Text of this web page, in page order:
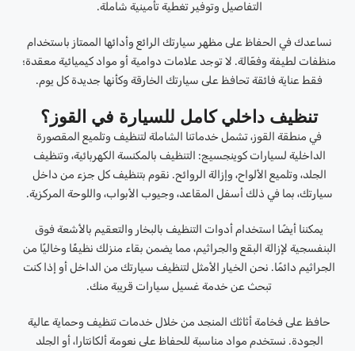
التفاصيل وتوفير تغطية تأمينية شاملة.
نساعدك في الحفاظ على مظهر سيارتك الرائع وأدائها الممتاز باستخدام
منظفات لطيفة وفعّالة. لا توجد علامات دوامية أو مواد كيميائية معقدة؛
فقط عناية فائقة تحافظ على سيارتك الخارقة وكأنها جديدة كل يوم.
تنظيف داخلي كامل للسيارة في القوز؟
في منطقة القوز، تشمل خدماتنا الشاملة لتنظيف وتلميع المقصورة
الداخلية لسيارات كوينجسيج: التنظيف بالمكنسة الكهربائية، وتنظيف
الجلد، وتلميع الألواح، وإزالة الروائح. نقوم بتنظيف كل جزء من داخل
سيارتك، بما في ذلك أسفل المقاعد، وجيوب الأبواب، واللوحة المركزية.
يمكننا أيضًا استخدام أدوات التنظيف بالبخار والتعقيم بالأشعة فوق
البنفسجية لإزالة البقع والجراثيم، مما يضمن بقاء منزلك نظيفًا وخاليًا من
الجراثيم دائمًا. نحن الخيار الأمثل لتنظيف سيارتك من الداخل أو إذا كنت
تبحث عن خدمة غسيل سيارات قريبة منك.
حافظ على فخامة أثاثك المنجد من خلال خدمات تنظيف وحماية عالية
الجودة. نستخدم مواد مناسبة للحفاظ على نعومة ألكانتارا، أو الجلد